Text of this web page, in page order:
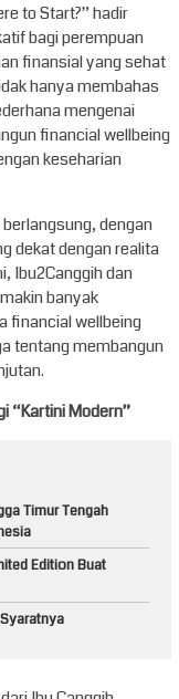
to Start?” hadir
bagi perempuan
finansial yang sehat
hanya membahas
mengenai
financial wellbeing
keseharian
dengan
dekat dengan realita
Ibu2Canggih dan
banyak
financial wellbeing
tentang membangun
“Kartini Modern”
Timur Tengah
Edition Buat